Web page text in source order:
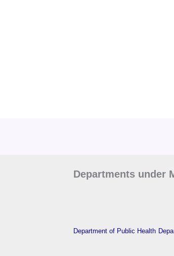
Departments under
Department of Public Health